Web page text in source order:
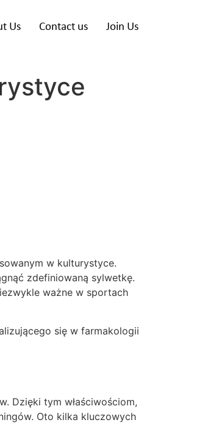
Us Contact us Join Us
w kulturystyce.
zdefiniowaną sylwetkę.
ważne w sportach
się w farmakologii
Dzięki tym właściwościom,
Oto kilka kluczowych